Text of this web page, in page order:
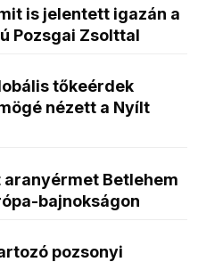
is jelentett igazán a
Pozsgai Zsolttal
tőkeérdek
nézett a Nyílt
Betlehem
bajnokságon
pozsonyi